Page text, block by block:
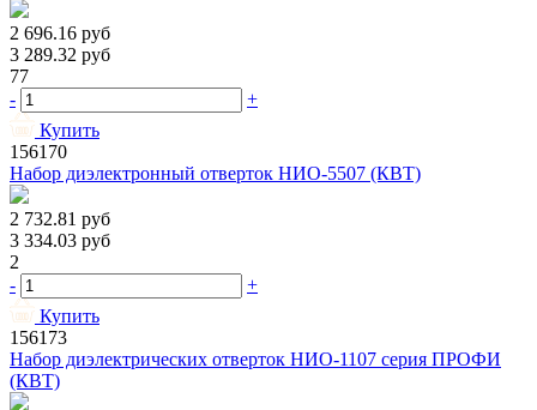
2 696.16 руб
3 289.32 руб
77
-
+
Купить
156170
Набор диэлектронный отверток НИО-5507 (КВТ)
2 732.81 руб
3 334.03 руб
2
-
+
Купить
156173
Набор диэлектрических отверток НИО-1107 серия ПРОФИ
(КВТ)